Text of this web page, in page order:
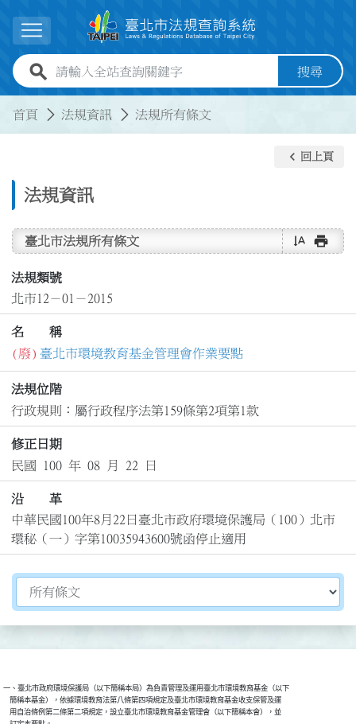
展開選單
全站查詢關鍵字欄位 搜尋
首頁 法規資訊 法規所有條文
法規資訊
keyboard_arrow_left 回上頁
臺北市法規所有條文 text_rotate_vertical print
法規類號
北市12－01－2015
名 稱
(廢) 臺北市環境教育基金管理會作業要點
法規位階
行政規則：屬行政程序法第159條第2項第1款
修正日期
民國 100 年 08 月 22 日
沿 革
中華民國100年8月22日臺北市政府環境保護局（100）北市
環秘（一）字第10035943600號函停止適用
切換選擇法規資訊內容
一、臺北市政府環境保護局（以下簡稱本局）為負責管理及運用臺北市環境教育基金（以下
    簡稱本基金），依據環境教育法第八條第四項規定及臺北市環境教育基金收支保管及運
    用自治條例第二條第二項規定，設立臺北市環境教育基金管理會（以下簡稱本會），並